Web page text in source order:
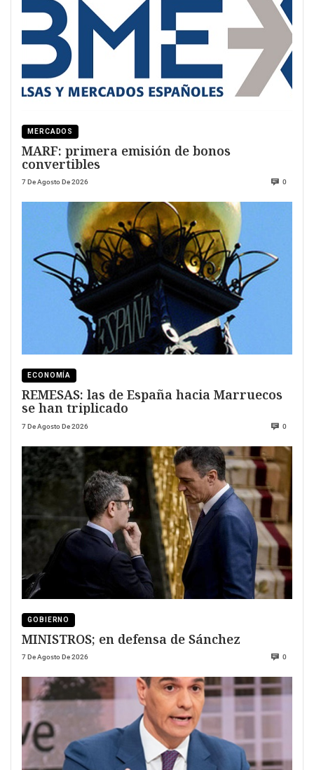
MERCADOS
MARF: primera emisión de bonos
convertibles
7 De Agosto De 2026 0
ECONOMÍA
REMESAS: las de España hacia Marruecos
se han triplicado
7 De Agosto De 2026 0
GOBIERNO
MINISTROS; en defensa de Sánchez
7 De Agosto De 2026 0